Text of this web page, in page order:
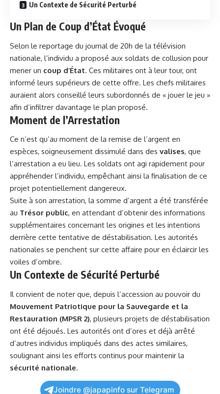
Un Contexte de Sécurité Perturbé
Un Plan de Coup d’État Évoqué
Selon le reportage du journal de 20h de la télévision
nationale, l’individu a proposé aux soldats de collusion pour
mener un coup d’État. Ces militaires ont à leur tour, ont
informé leurs supérieurs de cette offre. Les chefs militaires
auraient alors conseillé leurs subordonnés de « jouer le jeu »
afin d’infiltrer davantage le plan proposé.
Moment de l’Arrestation
Ce n’est qu’au moment de la remise de l’argent en
espèces, soigneusement dissimulé dans des valises, que
l’arrestation a eu lieu. Les soldats ont agi rapidement pour
appréhender l’individu, empêchant ainsi la finalisation de ce
projet potentiellement dangereux.
Suite à son arrestation, la somme d’argent a été transférée
au Trésor public, en attendant d’obtenir des informations
supplémentaires concernant les origines et les intentions
derrière cette tentative de déstabilisation. Les autorités
nationales se penchent sur cette affaire pour en éclaircir les
voiles d’ombre.
Un Contexte de Sécurité Perturbé
Il convient de noter que, depuis l’accession au pouvoir du
Mouvement Patriotique pour la Sauvegarde et la
Restauration (MPSR 2), plusieurs projets de déstabilisation
ont été déjoués. Les autorités ont d’ores et déjà arrêté
d’autres individus impliqués dans des actes similaires,
soulignant ainsi les efforts continus pour maintenir la
sécurité nationale.
Joindre @japapinfo sur Telegram